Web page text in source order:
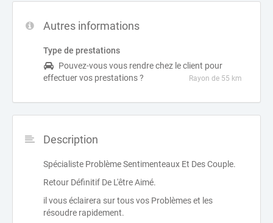
Autres informations
Type de prestations
Pouvez-vous vous rendre chez le client pour
effectuer vos prestations ?
Rayon de 55 km
Description
Spécialiste Problème Sentimenteaux Et Des Couple.
Retour Définitif De L'être Aimé.
il vous éclairera sur tous vos Problèmes et les
résoudre rapidement.